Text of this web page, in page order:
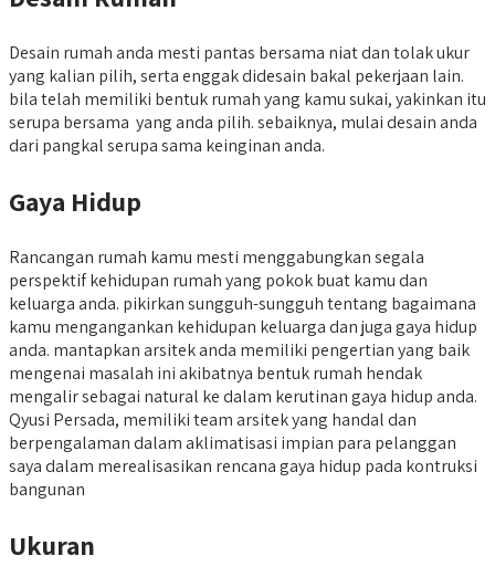
Desain rumah anda mesti pantas bersama niat dan tolak ukur
yang kalian pilih, serta enggak didesain bakal pekerjaan lain.
bila telah memiliki bentuk rumah yang kamu sukai, yakinkan itu
serupa bersama yang anda pilih. sebaiknya, mulai desain anda
dari pangkal serupa sama keinginan anda.
Gaya Hidup
Rancangan rumah kamu mesti menggabungkan segala
perspektif kehidupan rumah yang pokok buat kamu dan
keluarga anda. pikirkan sungguh-sungguh tentang bagaimana
kamu mengangankan kehidupan keluarga dan juga gaya hidup
anda. mantapkan arsitek anda memiliki pengertian yang baik
mengenai masalah ini akibatnya bentuk rumah hendak
mengalir sebagai natural ke dalam kerutinan gaya hidup anda.
Qyusi Persada, memiliki team arsitek yang handal dan
berpengalaman dalam aklimatisasi impian para pelanggan
saya dalam merealisasikan rencana gaya hidup pada kontruksi
bangunan
Ukuran